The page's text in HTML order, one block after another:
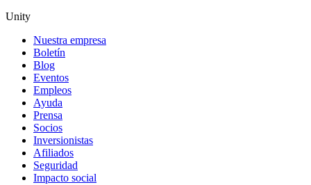
Unity
Nuestra empresa
Boletín
Blog
Eventos
Empleos
Ayuda
Prensa
Socios
Inversionistas
Afiliados
Seguridad
Impacto social